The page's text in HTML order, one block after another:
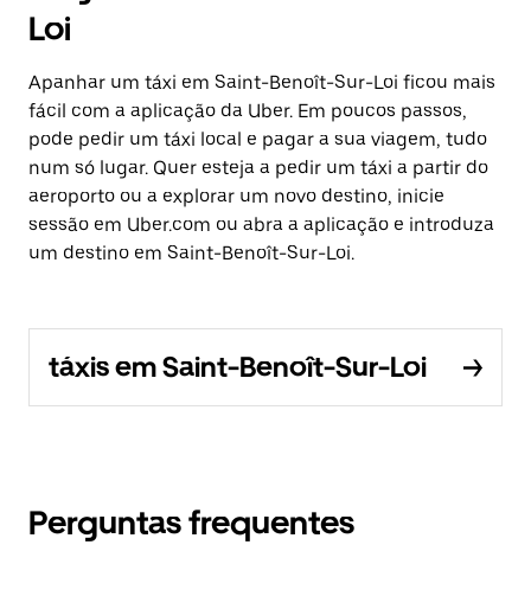
Loi
Apanhar um táxi em Saint-Benoît-Sur-Loi ficou mais
fácil com a aplicação da Uber. Em poucos passos,
pode pedir um táxi local e pagar a sua viagem, tudo
num só lugar. Quer esteja a pedir um táxi a partir do
aeroporto ou a explorar um novo destino, inicie
sessão em Uber.com ou abra a aplicação e introduza
um destino em Saint-Benoît-Sur-Loi.
táxis em Saint-Benoît-Sur-Loi
Perguntas frequentes